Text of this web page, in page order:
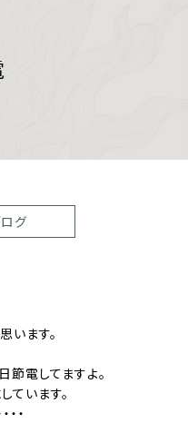
グ
います。
節電してますよ。
ています。
・